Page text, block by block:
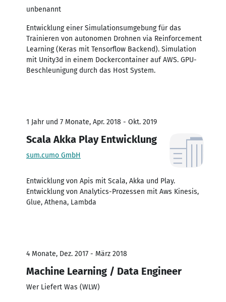
unbenannt
Entwicklung einer Simulationsumgebung für das
Trainieren von autonomen Drohnen via Reinforcement
Learning (Keras mit Tensorflow Backend). Simulation
mit Unity3d in einem Dockercontainer auf AWS. GPU-
Beschleunigung durch das Host System.
1 Jahr und 7 Monate, Apr. 2018 - Okt. 2019
Scala Akka Play Entwicklung
sum.cumo GmbH
Entwicklung von Apis mit Scala, Akka und Play.
Entwicklung von Analytics-Prozessen mit Aws Kinesis,
Glue, Athena, Lambda
4 Monate, Dez. 2017 - März 2018
Machine Learning / Data Engineer
Wer Liefert Was (WLW)